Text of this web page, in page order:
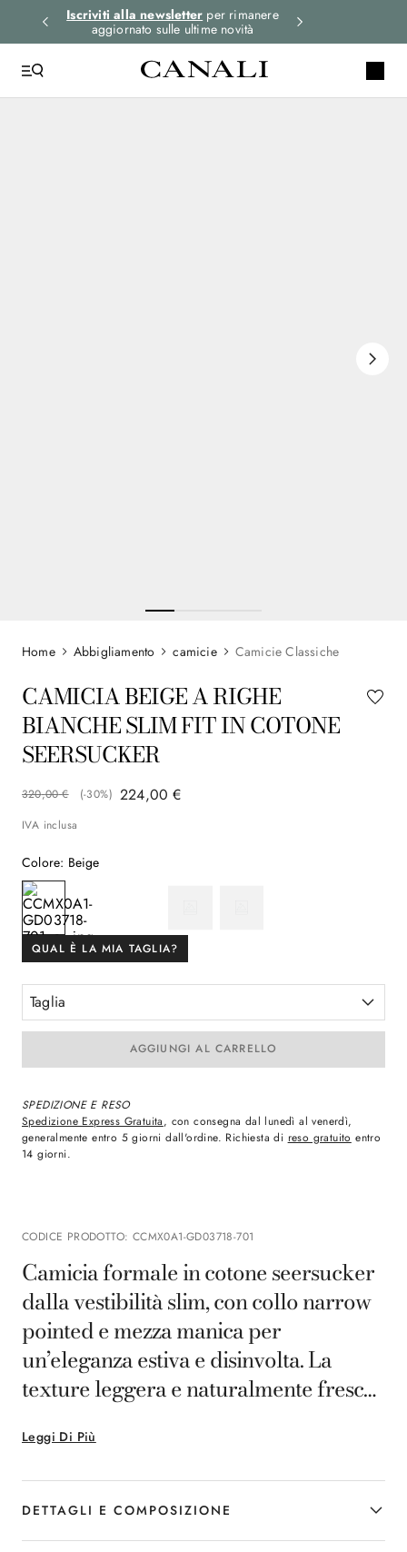
Iscriviti alla newsletter per rimanere
aggiornato sulle ultime novità
Abbigliamento camicie Camicie Classiche
CAMICIA BEIGE A RIGHE
BIANCHE SLIM FIT IN COTONE
SEERSUCKER
320,00 € (-30%) 224,00 €
IVA inclusa
Colore: Beige
QUAL È LA MIA TAGLIA?
Taglia
AGGIUNGI AL CARRELLO
SPEDIZIONE E RESO
Spedizione Express Gratuita, con consegna dal lunedì al venerdì,
generalmente entro 5 giorni dall'ordine. Richiesta di reso gratuito entro
14 giorni.
CODICE PRODOTTO: CCMX0A1-GD03718-701
Leggi Di Più
Camicia formale in cotone seersucker
dalla vestibilità slim, con collo narrow
pointed e mezza manica per
un’eleganza estiva e disinvolta. La
texture leggera e naturalmente fresca
comfort, mentre la qualità garantisce
una vestibilità ineccepibile per l’uomo
che desidera un look curato anche
nelle giornate più calde.
DETTAGLI E COMPOSIZIONE